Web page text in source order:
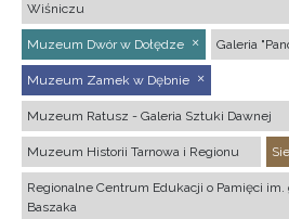
Wiśniczu
Muzeum Dwór w Dołędze Galeria
Muzeum Zamek w Dębnie
Muzeum Ratusz - Galeria Sztuki Dawnej
Muzeum Historii Tarnowa i Regionu
Regionalne Centrum Edukacji o Pamięci
Baszaka